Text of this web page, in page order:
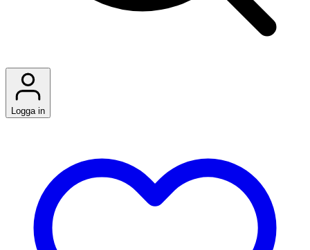
Logga in